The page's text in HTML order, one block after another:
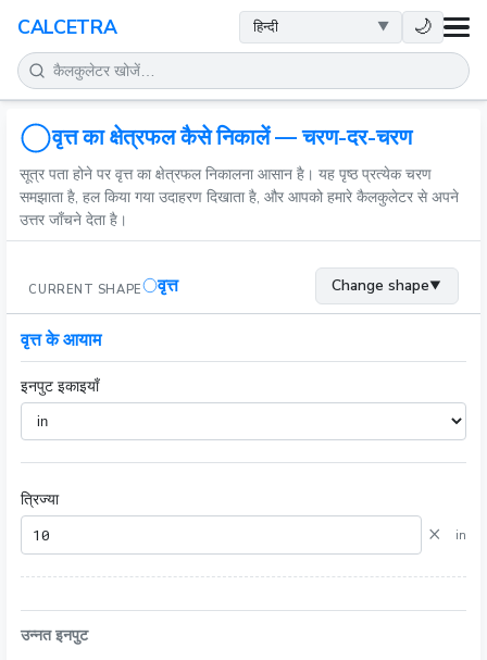
CALCETRA 🌙
गणित
रूपांतरण
विज्ञान
अन्य टूल
वृत्त का क्षेत्रफल कैसे निकालें — चरण-दर-चरण
सूत्र पता होने पर वृत्त का क्षेत्रफल निकालना आसान है। यह पृष्ठ प्रत्येक चरण
समझाता है, हल किया गया उदाहरण दिखाता है, और आपको हमारे कैलकुलेटर से अपने
उत्तर जाँचने देता है।
CURRENT SHAPE वृत्त Change shape▼
वृत्त के आयाम
इनपुट इकाइयाँ
त्रिज्या
× in
उन्नत इनपुट